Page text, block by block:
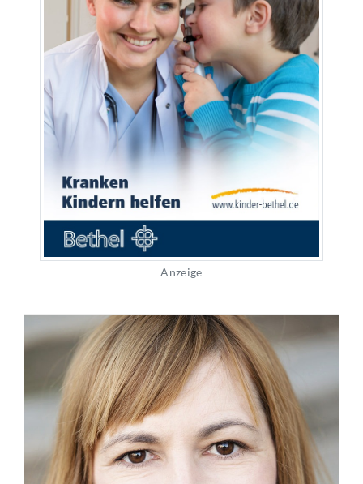
Anzeige